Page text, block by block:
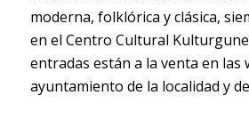
moderna, folklórica y clásica,
en el Centro Cultural
entradas están a la venta en las
ayuntamiento de la localidad y